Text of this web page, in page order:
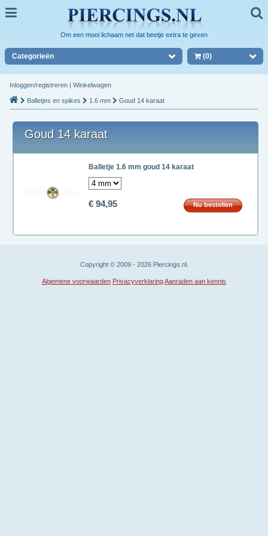
Om een mooi lichaam net dat beetje extra te geven
Categorieën (0)
Inloggen/registreren | Winkelwagen
Balletjes en spikes 1.6 mm Goud 14 karaat
Goud 14 karaat
Balletje 1.6 mm goud 14 karaat
€ 94,95 Nu bestellen
Copyright © 2009 - 2026 Piercings.nl.
Algemene voorwaarden PrivacyverklaringAanraden aan kennis